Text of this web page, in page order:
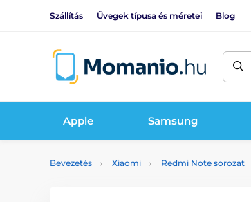
Szállítás Üvegek típusa és méretei Blog
Apple Samsung
Bevezetés Xiaomi Redmi Note sorozat